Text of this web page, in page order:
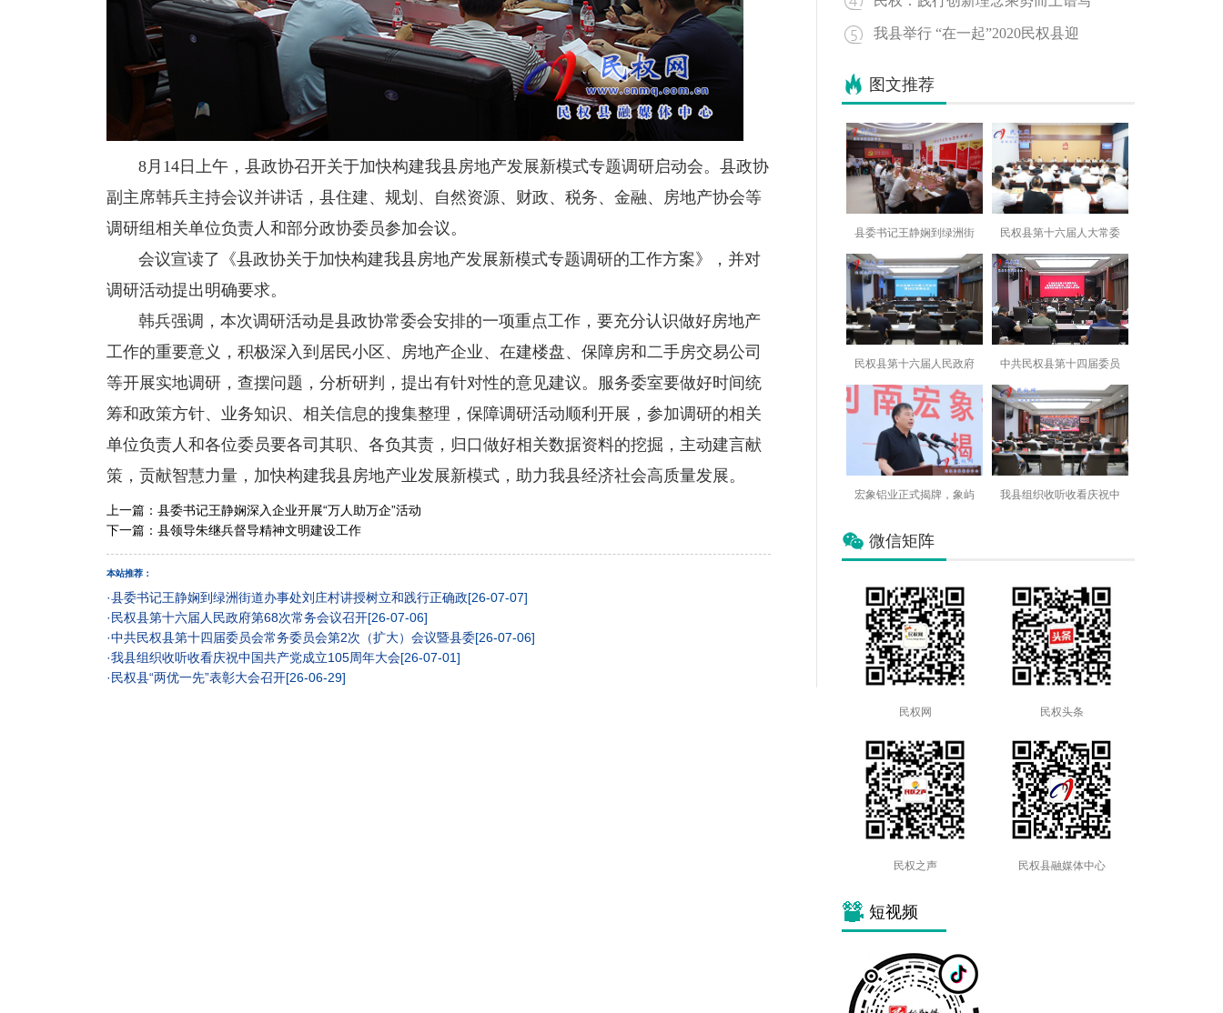
8月14日上午，县政协召开关于加快构建我县房地产发展新模式专题调研启动会。县政协
副主席韩兵主持会议并讲话，县住建、规划、自然资源、财政、税务、金融、房地产协会等
调研组相关单位负责人和部分政协委员参加会议。
会议宣读了《县政协关于加快构建我县房地产发展新模式专题调研的工作方案》，并对
调研活动提出明确要求。
韩兵强调，本次调研活动是县政协常委会安排的一项重点工作，要充分认识做好房地产
工作的重要意义，积极深入到居民小区、房地产企业、在建楼盘、保障房和二手房交易公司
等开展实地调研，查摆问题，分析研判，提出有针对性的意见建议。服务委室要做好时间统
筹和政策方针、业务知识、相关信息的搜集整理，保障调研活动顺利开展，参加调研的相关
单位负责人和各位委员要各司其职、各负其责，归口做好相关数据资料的挖掘，主动建言献
策，贡献智慧力量，加快构建我县房地产业发展新模式，助力我县经济社会高质量发展。
上一篇： 县委书记王静娴深入企业开展“万人助万企”活动
下一篇： 县领导朱继兵督导精神文明建设工作
本站推荐：
·县委书记王静娴到绿洲街道办事处刘庄村讲授树立和践行正确政[26-07-07]
· 民权县第十六届人民政府第68次常务会议召开[26-07-06]
·中共民权县第十四届委员会常务委员会第2次（扩大）会议暨县委[26-07-06]
·我县组织收听收看庆祝中国共产党成立105周年大会[26-07-01]
· 民权县“两优一先”表彰大会召开[26-06-29]
我县举行 “在一起”2020民权县迎
图文推荐
县委书记王静娴到绿洲街 民权县第十六届人大常委
民权县第十六届人民政府 中共民权县第十四届委员
宏象铝业正式揭牌，象屿 我县组织收听收看庆祝中
微信矩阵
民权网 民权头条
民权之声 民权县融媒体中心
短视频